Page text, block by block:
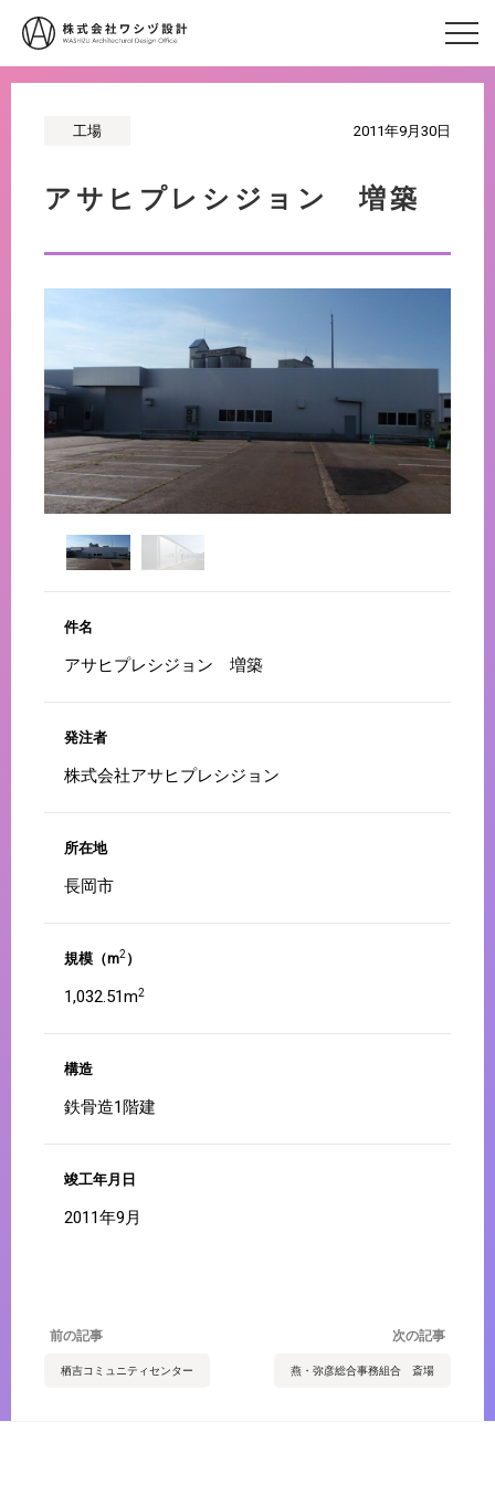
工場 2011年9月30日
アサヒプレシジョン 増築
件名
アサヒプレシジョン 増築
発注者
株式会社アサヒプレシジョン
所在地
長岡市
規模（m2）
1,032.51m2
構造
鉄骨造1階建
竣工年月日
2011年9月
前の記事
栖吉コミュニティセンター
次の記事
燕・弥彦総合事務組合 斎場